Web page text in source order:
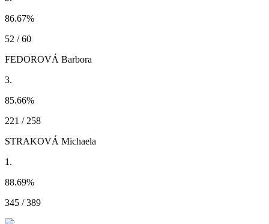
86.67%
52 / 60
FEDOROVÁ Barbora
3.
85.66%
221 / 258
STRAKOVÁ Michaela
1.
88.69%
345 / 389